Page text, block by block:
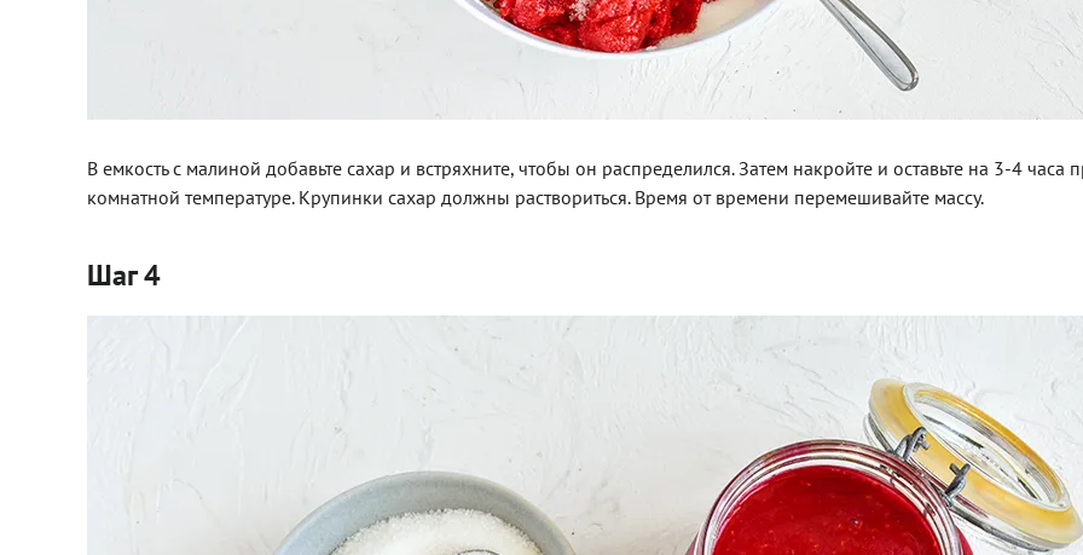
В емкость с малиной добавьте сахар и встряхните, чтобы он распределился. Затем накройте и оставьте на 3-4 часа
комнатной температуре. Крупинки сахар должны раствориться. Время от времени перемешивайте массу.
Шаг 4